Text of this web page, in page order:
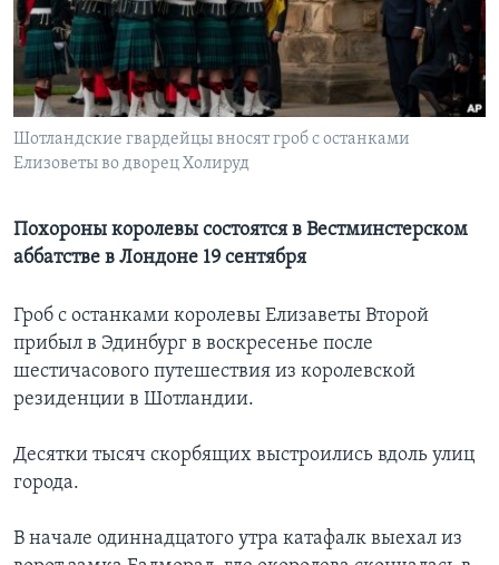
Learning English
СОЦИАЛЬНЫЕ СЕТИ
Шотландские гвардейцы вносят гроб с останками
Елизоветы во дворец Холируд
Похороны королевы состоятся в Вестминстерском
аббатстве в Лондоне 19 сентября
Гроб с останками королевы Елизаветы Второй
прибыл в Эдинбург в воскресенье после
шестичасового путешествия из королевской
резиденции в Шотландии.
Десятки тысяч скорбящих выстроились вдоль улиц
города.
В начале одиннадцатого утра катафалк выехал из